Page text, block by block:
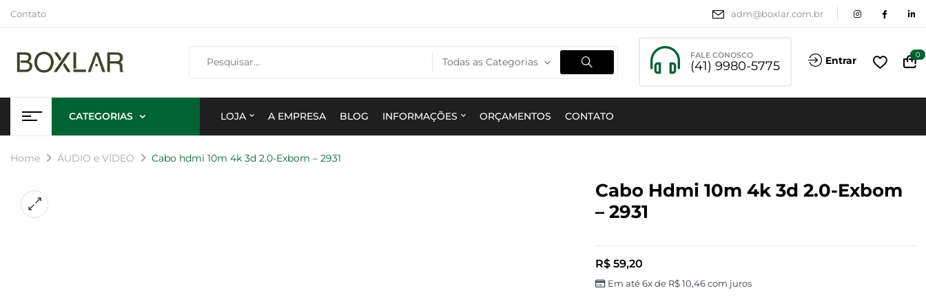
Contato adm@boxlar.com.br
Todas as Categorias
FALE CONOSCO
(41) 9980-5775 Entrar 0
CATEGORIAS LOJA A EMPRESA BLOG INFORMAÇÕES ORÇAMENTOS CONTATO
Home ÁUDIO e VÍDEO Cabo hdmi 10m 4k 3d 2.0-Exbom – 2931
Cabo Hdmi 10m 4k 3d 2.0-Exbom
– 2931
R$59,20
Em até 6x de R$10,46com juros